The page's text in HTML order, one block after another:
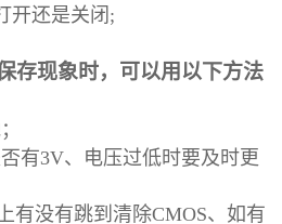
开还是关闭;
存现象时，可以用以下方法
有3V、电压过低时要及时更
有没有跳到清除CMOS、如有